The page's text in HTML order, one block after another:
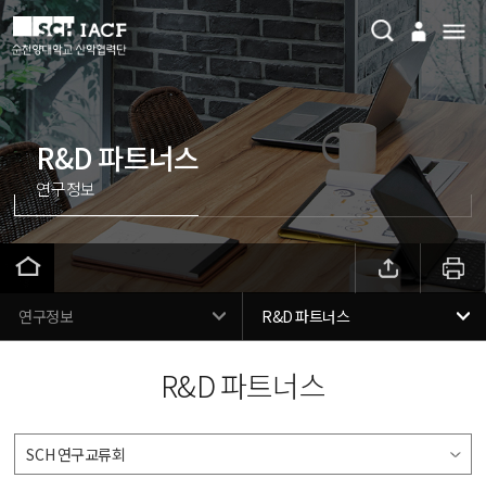
R&D 파트너스
연구정보
연구정보 R&D 파트너스
R&D 파트너스